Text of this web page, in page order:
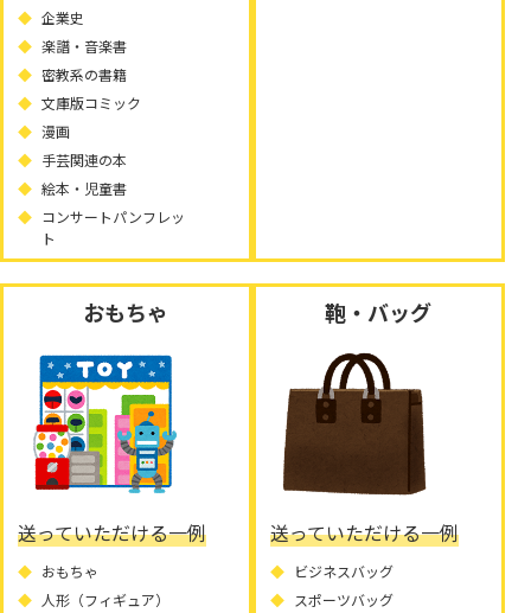
企業史
楽譜・音楽書
密教系の書籍
文庫版コミック
漫画
手芸関連の本
絵本・児童書
コンサートパンフレッ
ト
おもちゃ
送っていただける一例
おもちゃ
人形（フィギュア）
鞄・バッグ
送っていただける一例
ビジネスバッグ
スポーツバッグ